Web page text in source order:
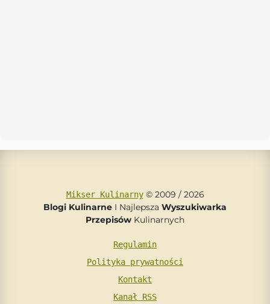
Mikser Kulinarny© 2009 / 2026
Blogi Kulinarne I Najlepsza Wyszukiwarka
Przepisów Kulinarnych
Regulamin
Polityka prywatności
Kontakt
Kanał RSS